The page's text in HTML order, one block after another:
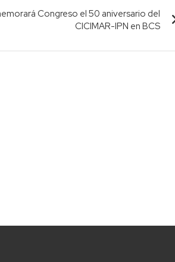
Congreso el 50 aniversario del
CICIMAR-IPN en BCS